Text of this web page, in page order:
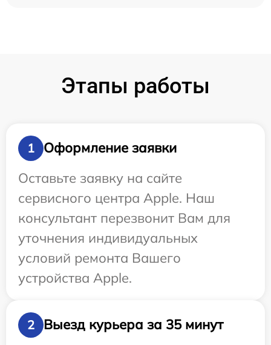
Этапы работы
1
Оформление заявки
Оставьте заявку на сайте
сервисного центра Apple. Наш
консультант перезвонит Вам для
уточнения индивидуальных
условий ремонта Вашего
устройства Apple.
2
Выезд курьера за 35 минут